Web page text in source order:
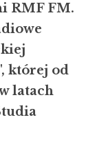
RMF FM.
której od
latach